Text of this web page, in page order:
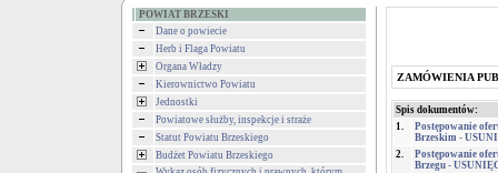
POWIAT BRZESKI
Dane o powiecie
Herb i Flaga Powiatu
Organa Władzy
Kierownictwo Powiatu
Jednostki
Powiatowe służby, inspekcje i straże
Statut Powiatu Brzeskiego
Budżet Powiatu Brzeskiego
ZAMÓWIENIA
Spis dokumentów:
1.
Postępowanie
Brzeskim -
2.
Postępowanie
Brzegu -